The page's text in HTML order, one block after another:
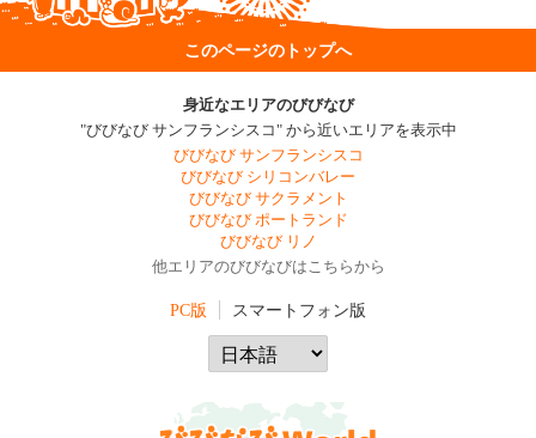
このページのトップへ
身近なエリアのびびなび
"びびなび サンフランシスコ" から近いエリアを表示中
びびなび サンフランシスコ
びびなび シリコンバレー
びびなび サクラメント
びびなび ポートランド
びびなび リノ
他エリアのびびなびはこちらから
PC版 スマートフォン版